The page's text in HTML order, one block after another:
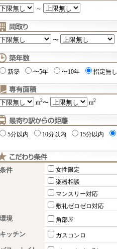
～
〜
新築 〜5年 〜10年 指定無し
m2〜 m2
5分以内 10分以内 15分以内
条件 女性限定
楽器相談
マンスリー対応
敷礼ゼロゼロ対応
環境 角部屋
キッチン ガスコンロ